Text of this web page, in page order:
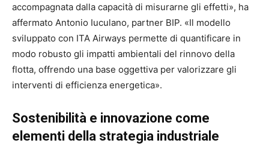
accompagnata dalla capacità di misurarne gli effetti», ha
affermato Antonio Iuculano, partner BIP. «Il modello
sviluppato con ITA Airways permette di quantificare in
modo robusto gli impatti ambientali del rinnovo della
flotta, offrendo una base oggettiva per valorizzare gli
interventi di efficienza energetica».
Sostenibilità e innovazione come
elementi della strategia industriale